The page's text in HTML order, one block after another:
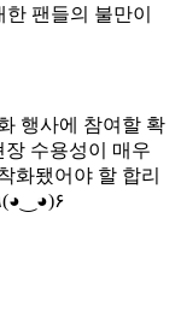
팬들의 불만이
행사에 참여할 확
수용성이 매우
화됐어야 할 합리
적인 진입 장벽"이라고 말하기도 했어요 ٩(◕‿◕)۶